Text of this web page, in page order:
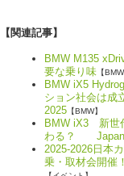
【関連記事】
BMW M135
要な乗り味 【BMW
BMW iX5
ション社会は成
2025 【BMW】
BMW iX3 新世
わる？ Japan
2025-2026日本
乗・取材会開催